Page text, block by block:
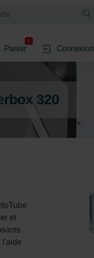
Panier
0
Connexion
320
et
l'aide